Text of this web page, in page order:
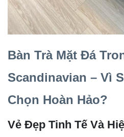
Bàn Trà Mặt Đá
Scandinavian – Vì
Chọn Hoàn Hảo?
Vẻ Đẹp Tinh Tế Và